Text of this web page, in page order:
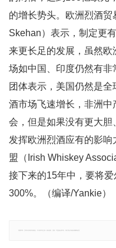
的增长势头。欧洲烈酒贸
Skehan）表示，制定更
来更长足的发展，虽然
场如中国、印度仍然有
团体表示，美国仍然是
酒市场飞速增长，非洲
会，但是如果没有更大
发挥欧洲烈酒应有的影
盟（Irish Whiskey
接下来的15年中，要将
300%。（编译/Yankie）